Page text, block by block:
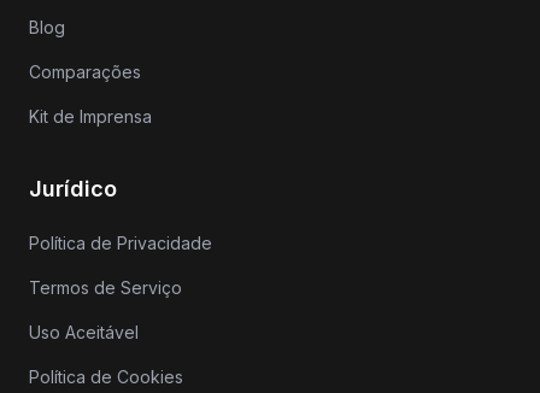
Blog
Comparações
Kit de Imprensa
Jurídico
Política de Privacidade
Termos de Serviço
Uso Aceitável
Política de Cookies